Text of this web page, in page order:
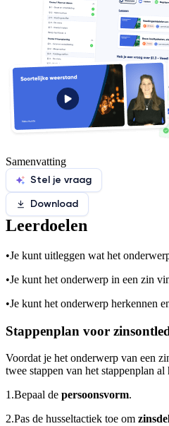
Samenvatting
Stel je vraag
Download
Leerdoelen
•Je kunt uitleggen wat het
•Je kunt het onderwerp in een zin
•Je kunt het onderwerp herkennen
Stappenplan voor
Voordat je het onderwerp van een
twee stappen van het stappenplan al
1.Bepaal de persoonsvorm.
2.Pas de husseltactiek toe om